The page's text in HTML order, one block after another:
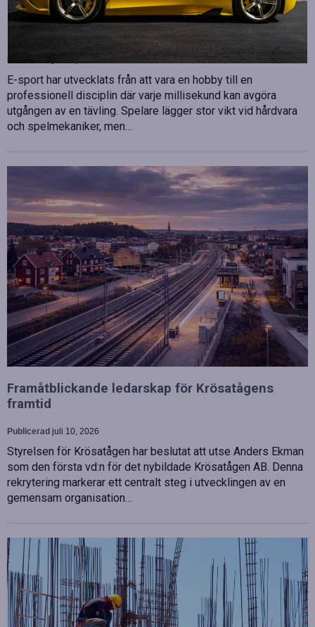
Betydelsen av snabb internetanslutning för e-
E-sport har utvecklats från att vara en hobby till en
professionell disciplin där varje millisekund kan avgöra
utgången av en tävling. Spelare lägger stor vikt vid hårdvara
och spelmekaniker, men…
Framåtblickande ledarskap för Krösatågens
framtid
Publicerad juli 10, 2026
Styrelsen för Krösatågen har beslutat att utse Anders Ekman
som den första vd:n för det nybildade Krösatågen AB. Denna
rekrytering markerar ett centralt steg i utvecklingen av en
gemensam organisation…